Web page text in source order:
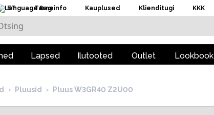
ET Tarneinfo Kauplused Klienditugi KKK
Lapsed Ilutooted Outlet Lookbook
› Pluusid › Pluus W3GR40 Z2U00